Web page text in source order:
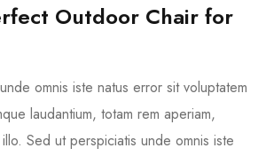
Outdoor Chair for
omnis iste natus error sit voluptatem
laudantium, totam rem aperiam,
Sed ut perspiciatis unde omnis iste